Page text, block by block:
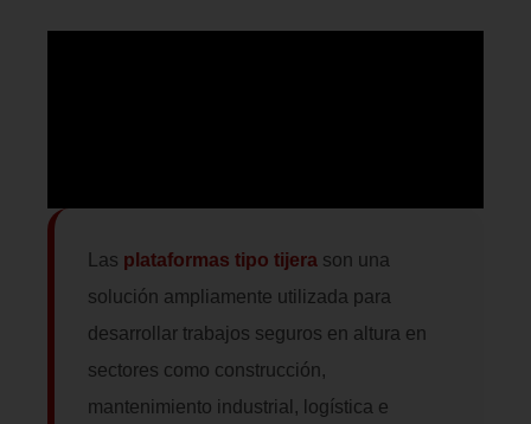
Las plataformas tipo tijera son una
solución ampliamente utilizada para
desarrollar trabajos seguros en altura en
sectores como construcción,
mantenimiento industrial, logística e